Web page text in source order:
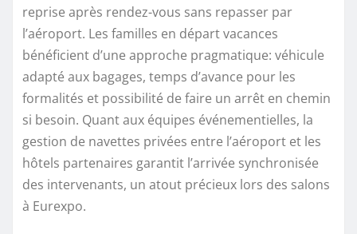
reprise après rendez-vous sans repasser par
l’aéroport. Les familles en départ vacances
bénéficient d’une approche pragmatique: véhicule
adapté aux bagages, temps d’avance pour les
formalités et possibilité de faire un arrêt en chemin
si besoin. Quant aux équipes événementielles, la
gestion de navettes privées entre l’aéroport et les
hôtels partenaires garantit l’arrivée synchronisée
des intervenants, un atout précieux lors des salons
à Eurexpo.